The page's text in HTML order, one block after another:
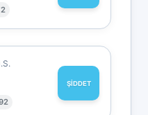
ŞİDDET